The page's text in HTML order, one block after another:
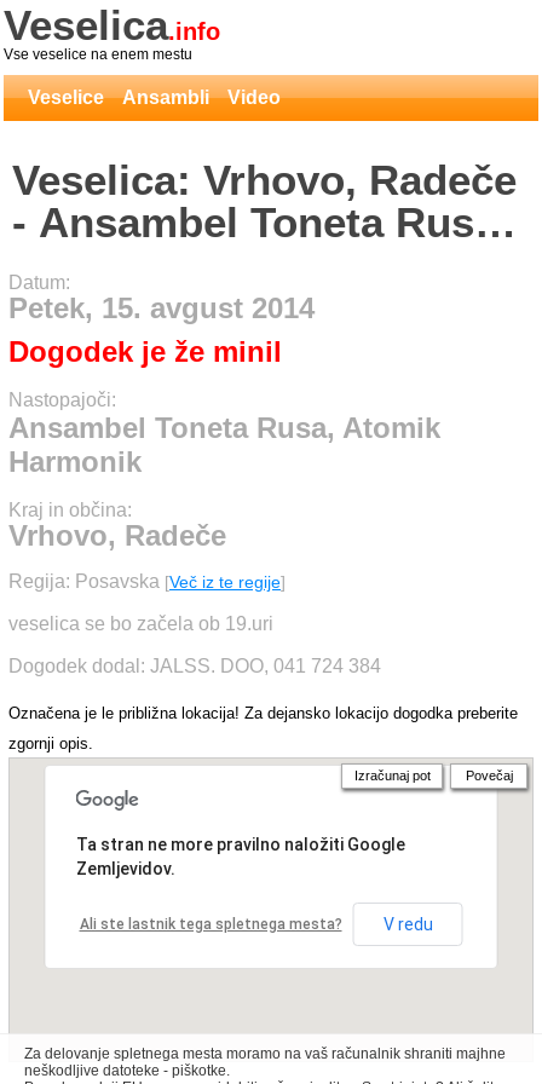
Veselica.info
Vse veselice na enem mestu
Veselice Ansambli Video
Veselica: Vrhovo, Radeče
- Ansambel Toneta Rusa,
Atomik Harmonik
Datum:
Petek, 15. avgust 2014
Dogodek je že minil
Nastopajoči:
Ansambel Toneta Rusa, Atomik
Harmonik
Kraj in občina:
Vrhovo, Radeče
Regija: Posavska [Več iz te regije]
veselica se bo začela ob 19.uri
Dogodek dodal: JALSS. DOO, 041 724 384
Označena je le približna lokacija! Za dejansko lokacijo dogodka preberite
zgornji opis.
Ta stran ne more pravilno naložiti Google
Zemljevidov.
Ali ste lastnik tega spletnega mesta? V redu
Izračunaj pot Povečaj
Za delovanje spletnega mesta moramo na vaš računalnik shraniti majhne
neškodljive datoteke - piškotke.